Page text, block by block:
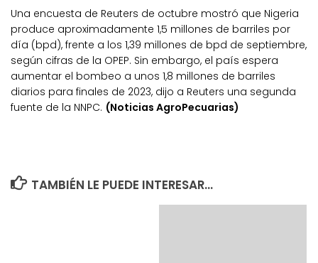
Una encuesta de Reuters de octubre mostró que Nigeria
produce aproximadamente 1,5 millones de barriles por
día (bpd), frente a los 1,39 millones de bpd de septiembre,
según cifras de la OPEP. Sin embargo, el país espera
aumentar el bombeo a unos 1,8 millones de barriles
diarios para finales de 2023, dijo a Reuters una segunda
fuente de la NNPC. (Noticias AgroPecuarias)
TAMBIÉN LE PUEDE INTERESAR...